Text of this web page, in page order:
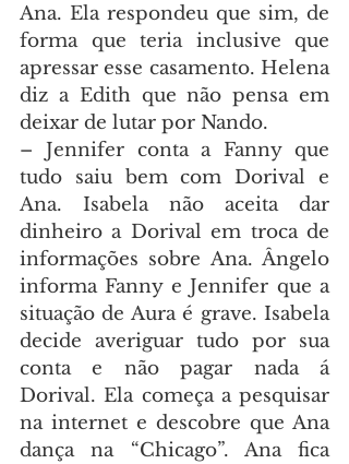
Ana. Ela respondeu que sim, de
forma que teria inclusive que
apressar esse casamento. Helena
diz a Edith que não pensa em
deixar de lutar por Nando.
– Jennifer conta a Fanny que
tudo saiu bem com Dorival e
Ana. Isabela não aceita dar
dinheiro a Dorival em troca de
informações sobre Ana. Ângelo
informa Fanny e Jennifer que a
situação de Aura é grave. Isabela
decide averiguar tudo por sua
conta e não pagar nada á
Dorival. Ela começa a pesquisar
na internet e descobre que Ana
dança na “Chicago”. Ana fica